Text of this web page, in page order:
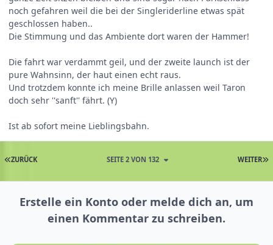
noch gefahren weil die bei der Singleriderline etwas spät
geschlossen haben..
Die Stimmung und das Ambiente dort waren der Hammer!
Die fahrt war verdammt geil, und der zweite launch ist der
pure Wahnsinn, der haut einen echt raus.
Und trotzdem konnte ich meine Brille anlassen weil Taron
doch sehr ''sanft'' fährt. (Y)
Ist ab sofort meine Lieblingsbahn.
ZURÜCK WEITER
SEITE 2 VON 132
Erstelle ein Konto oder melde dich an, um
einen Kommentar zu schreiben.